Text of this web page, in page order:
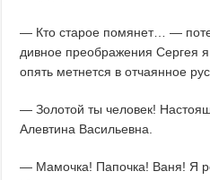
— Кто старое помянет… —
дивное преображения Сергея
опять метнется в отчаянное
— Золотой ты человек!
Алевтина Васильевна.
— Мамочка! Папочка! Ваня! Я